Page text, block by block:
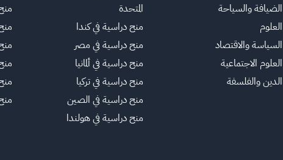
الضيافة والسياحة
العلوم
السياسة والاقتصاد
العلوم الاجتماعية
الدين والفلسفة
المتحدة
منح دراسية في كندا
منح دراسية في مصر
منح دراسية في ألمانيا
منح دراسية في تركيا
منح دراسية في الصين
منح دراسية في هولندا